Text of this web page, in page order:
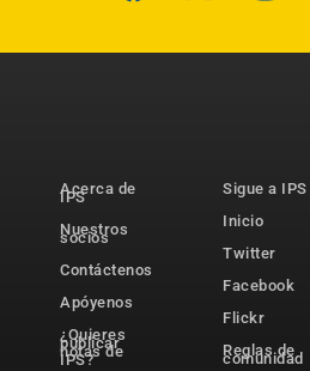
Acerca de
IPS
Nuestros
socios
Contáctenos
Apóyenos
¿Quieres
publicar
notas de
IPS?
Sigue a IPS
Inicio
Twitter
Facebook
Flickr
Reglas de
comunidad